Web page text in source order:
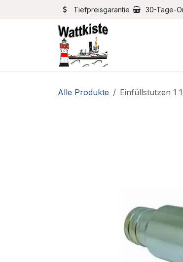
Zum Inhalt springenTiefpreisgarantie 30-Tage-
Alle Produkte Einfüllstutzen 1